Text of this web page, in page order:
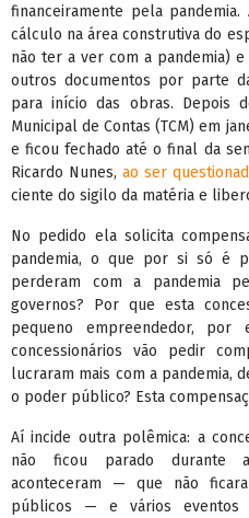
financeiramente pela
cálculo na área construtiva do
não ter a ver com a pandemia)
outros documentos por parte
para início das obras. Depois
Municipal de Contas (TCM) em
e ficou fechado até o final da
Ricardo Nunes,ao ser
ciente do sigilo da matéria e
No pedido ela solicita
pandemia, o que por si só é
perderam com a pandemia
governos? Por que esta
pequeno empreendedor,
concessionários vão pedir
lucraram mais com a pandemia,
o poder público? Esta
Aí incide outra polêmica: a
não ficou parado durante
aconteceram — que não
públicos — e vários eventos